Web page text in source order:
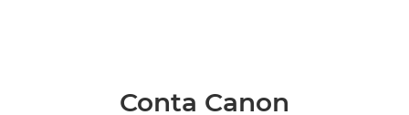
Conta Canon